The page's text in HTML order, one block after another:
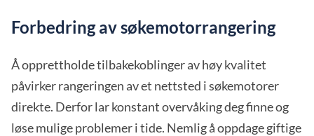
Forbedring av søkemotorrangering
Å opprettholde tilbakekoblinger av høy kvalitet
påvirker rangeringen av et nettsted i søkemotorer
direkte. Derfor lar konstant overvåking deg finne og
løse mulige problemer i tide. Nemlig å oppdage giftige